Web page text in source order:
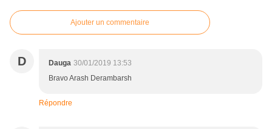
Ajouter un commentaire
D Dauga 30/01/2019 13:53
Bravo Arash Derambarsh
Répondre